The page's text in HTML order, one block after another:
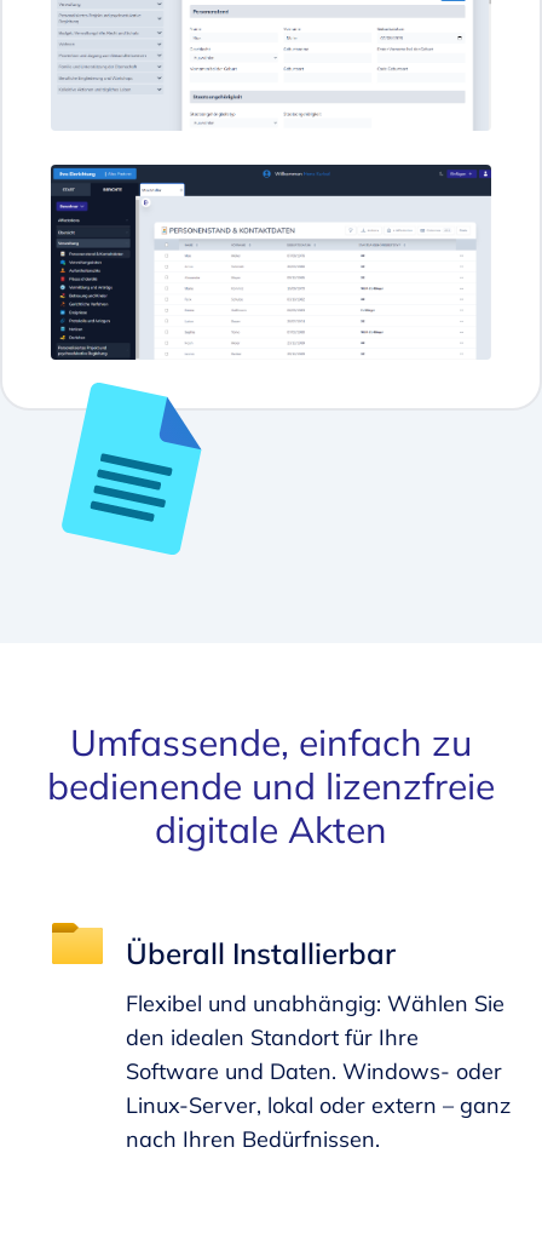
Umfassende, einfach zu
bedienende und lizenzfreie
digitale Akten
Überall Installierbar
Flexibel und unabhängig: Wählen Sie
den idealen Standort für Ihre
Software und Daten. Windows- oder
Linux-Server, lokal oder extern – ganz
nach Ihren Bedürfnissen.